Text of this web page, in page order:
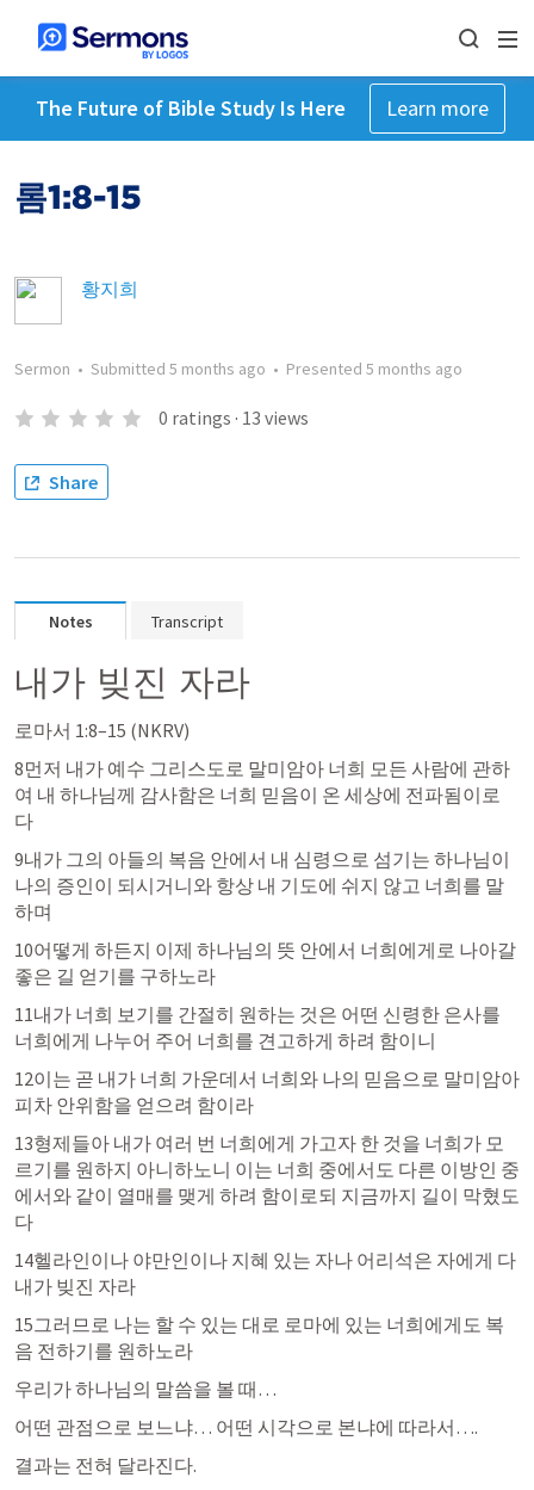
The Future of Bible Study Is Here Learn more
롬1:8-15
황지희
Sermon • Submitted 5 months ago • Presented 5 months ago
0 ratings · 13 views
Share
Notes Transcript
내가 빚진 자라
로마서 1:8–15 (NKRV)
8먼저 내가 예수 그리스도로 말미암아 너희 모든 사람에 관하
여 내 하나님께 감사함은 너희 믿음이 온 세상에 전파됨이로
다
9내가 그의 아들의 복음 안에서 내 심령으로 섬기는 하나님이
나의 증인이 되시거니와 항상 내 기도에 쉬지 않고 너희를 말
하며
10어떻게 하든지 이제 하나님의 뜻 안에서 너희에게로 나아갈
좋은 길 얻기를 구하노라
11내가 너희 보기를 간절히 원하는 것은 어떤 신령한 은사를
너희에게 나누어 주어 너희를 견고하게 하려 함이니
12이는 곧 내가 너희 가운데서 너희와 나의 믿음으로 말미암아
피차 안위함을 얻으려 함이라
13형제들아 내가 여러 번 너희에게 가고자 한 것을 너희가 모
르기를 원하지 아니하노니 이는 너희 중에서도 다른 이방인 중
에서와 같이 열매를 맺게 하려 함이로되 지금까지 길이 막혔도
다
14헬라인이나 야만인이나 지혜 있는 자나 어리석은 자에게 다
내가 빚진 자라
15그러므로 나는 할 수 있는 대로 로마에 있는 너희에게도 복
음 전하기를 원하노라
우리가 하나님의 말씀을 볼 때…
어떤 관점으로 보느냐… 어떤 시각으로 본냐에 따라서….
결과는 전혀 달라진다.